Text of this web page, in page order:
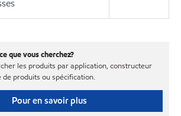
que vous cherchez?
les produits par application, constructeur
produits ou spécification.
Pour en savoir plus